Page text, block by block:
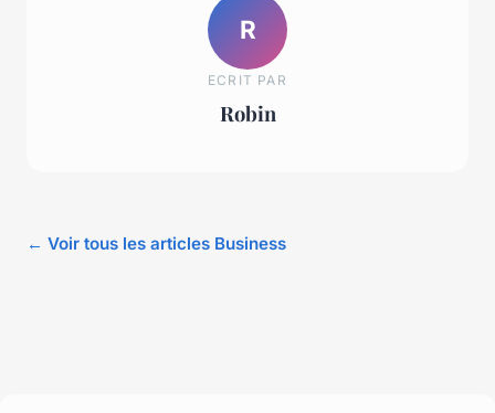
R
ECRIT PAR
Robin
← Voir tous les articles Business